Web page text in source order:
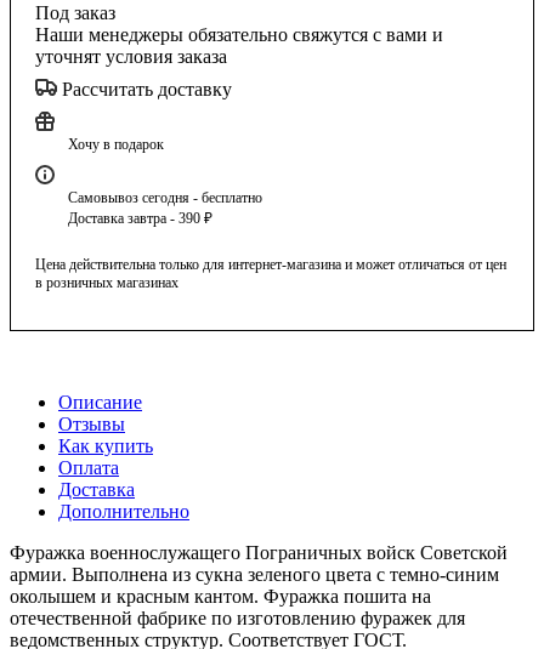
Под заказ
Наши менеджеры обязательно свяжутся с вами и
уточнят условия заказа
Рассчитать доставку
Хочу в подарок
Самовывоз сегодня - бесплатно
Доставка завтра - 390 ₽
Цена действительна только для интернет-магазина и может отличаться от цен
в розничных магазинах
Описание
Отзывы
Как купить
Оплата
Доставка
Дополнительно
Фуражка военнослужащего Пограничных войск Советской
армии. Выполнена из сукна зеленого цвета с темно-синим
околышем и красным кантом. Фуражка пошита на
отечественной фабрике по изготовлению фуражек для
ведомственных структур. Соответствует ГОСТ.